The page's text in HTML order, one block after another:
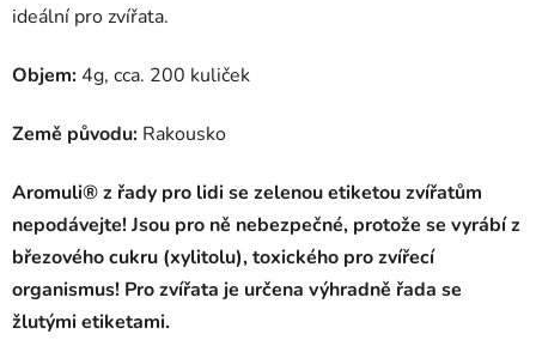
ideální pro zvířata.
Objem: 4g, cca. 200 kuliček
Země původu: Rakousko
Aromuli® z řady pro lidise zelenou etiketou zvířatům
nepodávejte! Jsou pro ně nebezpečné, protože se vyrábí z
březového cukru (xylitolu), toxického pro zvířecí
organismus! Pro zvířata je určena výhradně řada se
žlutými etiketami.